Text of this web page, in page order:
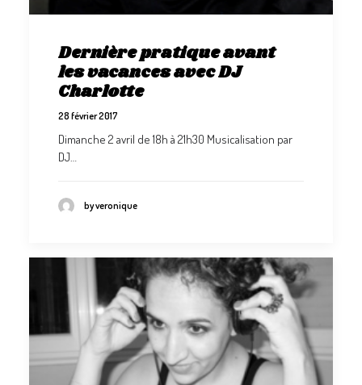
Dernière pratique avant
les vacances avec DJ
Charlotte
28 février 2017
Dimanche 2 avril de 18h à 21h30 Musicalisation par
DJ…
by veronique